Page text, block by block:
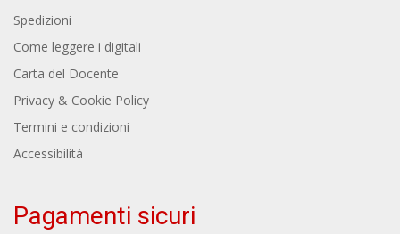
Spedizioni
Come leggere i digitali
Carta del Docente
Privacy & Cookie Policy
Termini e condizioni
Accessibilità
Pagamenti sicuri